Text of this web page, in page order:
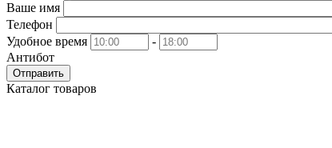
Ваше имя
Телефон
Удобное время
-
Антибот
Отправить
Каталог товаров